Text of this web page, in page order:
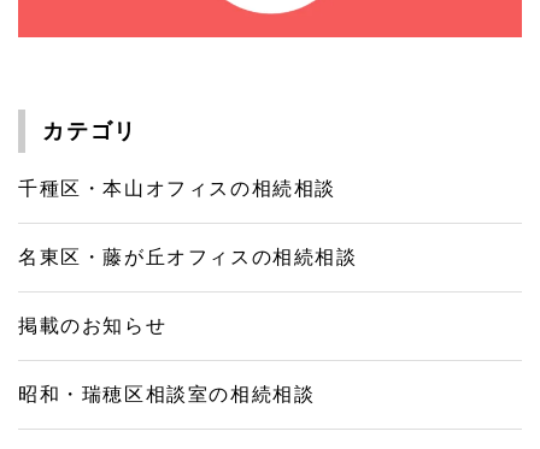
カテゴリ
千種区・本山オフィスの相続相談
名東区・藤が丘オフィスの相続相談
掲載のお知らせ
昭和・瑞穂区相談室の相続相談